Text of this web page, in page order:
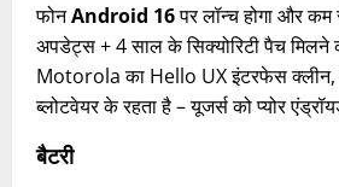
फोनAndroid 16पर लॉन्च होगा और
अपडेट्स + 4 साल के सिक्योरिटी पैच मिलने
Motorola का Hello UX इंटरफेस क्लीन,
ब्लोटवेयर के रहता है – यूजर्स को प्योर
बैटरी